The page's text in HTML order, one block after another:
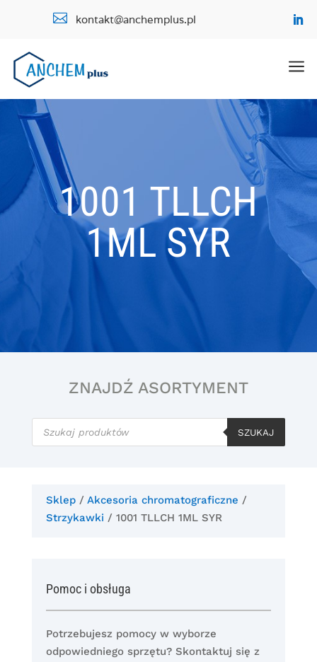
 kontakt@anchemplus.pl
a
1001 TLLCH
1ML SYR
ZNAJDŹ ASORTYMENT
Wyszukiwarka
produktów
SZUKAJ
Sklep/ Akcesoria chromatograficzne /
Strzykawki / 1001 TLLCH 1ML SYR
Pomoc i obsługa
Potrzebujesz pomocy w wyborze
odpowiedniego sprzętu? Skontaktuj się z